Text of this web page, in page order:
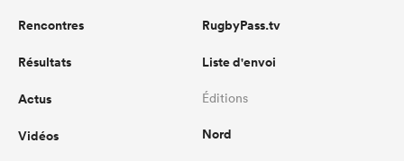
Rencontres
Résultats
Actus
Vidéos
RugbyPass.tv
Liste d'envoi
Éditions
Nord